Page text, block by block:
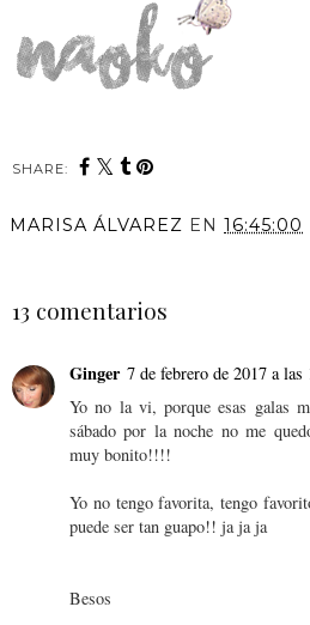
SHARE:
MARISA ÁLVAREZ EN 16:45:00
13 comentarios
Ginger 7 de febrero de 2017 a las
Yo no la vi, porque esas galas
sábado por la noche no me
muy bonito!!!!
Yo no tengo favorita, tengo
puede ser tan guapo!! ja ja ja
Besos